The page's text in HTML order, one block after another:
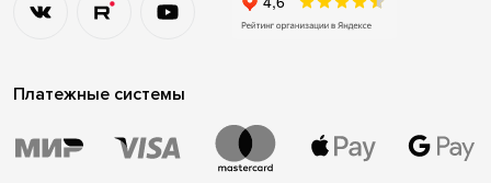
Платежные системы